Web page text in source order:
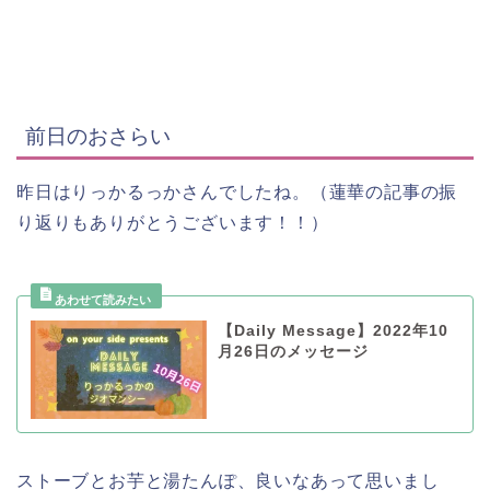
前日のおさらい
昨日はりっかるっかさんでしたね。（蓮華の記事の振
り返りもありがとうございます！！）
【Daily Message】2022年10
月26日のメッセージ
ストーブとお芋と湯たんぽ、良いなあって思いまし